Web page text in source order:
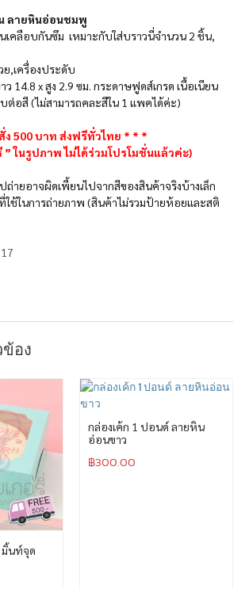
ลายหินอ่อนชมพู
เคลือบกันซึม เหมาะกับใส่บราวนี่จำนวน 2 ชิ้น,
,เครื่องประดับ
ว 14.8 x สูง 2.9 ซม. กระดาษฟูดส์เกรด เนื้อเนียน
ต่อสี (ไม่สามารถคละสีใน 1 แพคได้ค่ะ)
ง 500 บาท ส่งฟรีทั่วไทย * * *
” ในรูปภาพ ไม่ได้ร่วมโปรโมชั่นแล้วค่ะ)
ถ่ายอาจผิดเพี้ยนไปจากสีของสินค้าจริงบ้างเล็ก
ใช้ในการถ่ายภาพ (สินค้าไม่รวมป้ายห้อยและสติ
อง
มิ้นท์จุด
กล่องเค้ก 1 ปอนด์ ลายหิน
อ่อนขาว
฿300.00